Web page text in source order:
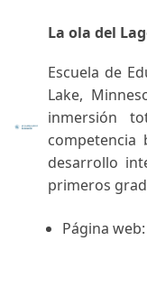
La ola del
Escuela de
Lake,
inmersión
competencia
desarrollo
primeros
Página web: